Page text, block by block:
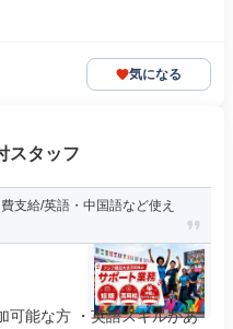
気になる
スタッフ
支給/英語・中国語など使え
可能な方 ・英語スキルがあ